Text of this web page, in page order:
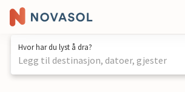
Hvor har du lyst å dra?
Legg til destinasjon, datoer, gjester
1 / 75